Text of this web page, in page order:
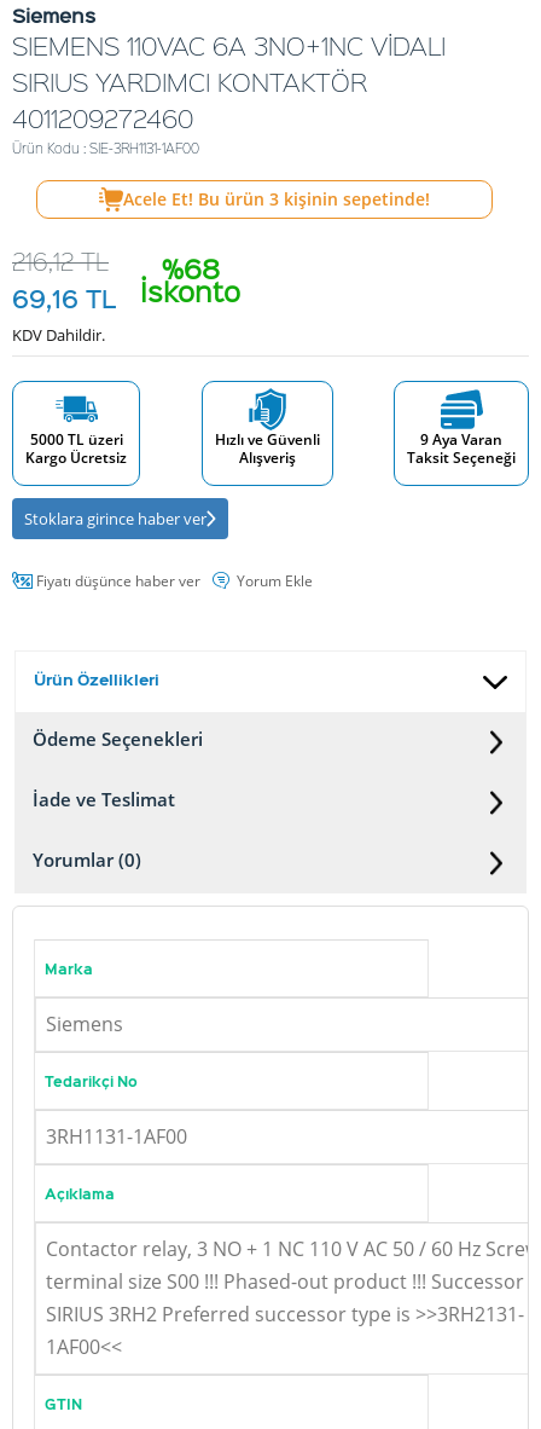
Siemens
SIEMENS 110VAC 6A 3NO+1NC VİDALI
SIRIUS YARDIMCI KONTAKTÖR
4011209272460
Ürün Kodu : SIE-3RH1131-1AF00
Acele Et! Bu ürün 3 kişinin sepetinde!
%68
İskonto
216,12TL
69,16 TL
KDV Dahildir.
5000 TL üzeri
Kargo Ücretsiz
Hızlı ve Güvenli
Alışveriş
9 Aya Varan
Taksit Seçeneği
Stoklara girince haber ver
Fiyatı düşünce haber ver Yorum Ekle
Ürün Özellikleri
Ödeme Seçenekleri
İade ve Teslimat
Yorumlar (0)
Marka
Siemens
Tedarikçi No
3RH1131-1AF00
Açıklama
Contactor relay, 3 NO + 1 NC 110 V AC 50 / 60 Hz Screw
terminal size S00 !!! Phased-out product !!! Successor
SIRIUS 3RH2 Preferred successor type is >>3RH2131-
1AF00<<
GTIN